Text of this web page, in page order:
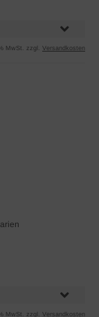
MwSt. zzgl. Versandkosten
MwSt. zzgl. Versandkosten